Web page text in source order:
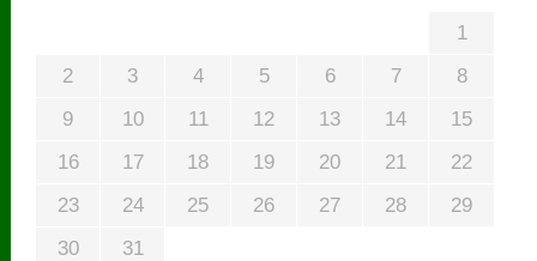
1
2
3 4 5 6 7
8
9
10 11 12 13 14
15
16
17 18 19 20 21
22
23
24 25 26 27 28
29
30
31